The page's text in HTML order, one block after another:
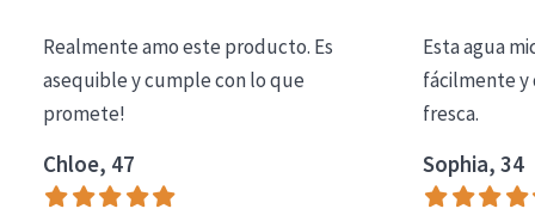
Essentials
Lift+
Expert
Realmente amo este producto. Es
asequible y cumple con lo que
promete!
Chloe, 47
Esta agua
fácilmente y
fresca.
Sophia, 34